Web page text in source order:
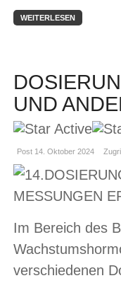
WEITERLESEN
UND
Post 14. Oktober 2024
Im Bereich des
verschiedenen